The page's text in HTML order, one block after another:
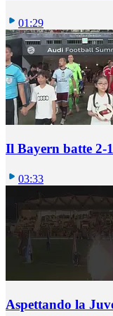
01:29
Il Bayern batte 2-
03:33
Aspettando la